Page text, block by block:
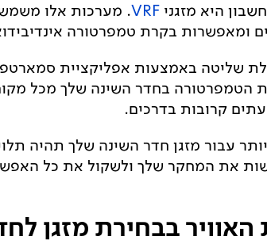
היא מזגני VRF. מערכות אלו
ומאפשרות בקרת טמפרטורה
שליטה באמצעות אפליקציית
הטמפרטורה בחדר השינה שלך מכל
קרובות בדרכים.
עבור מזגן חדר השינה שלך תהיה
את המחקר שלך ולשקול את כל
בבחירת מזגן